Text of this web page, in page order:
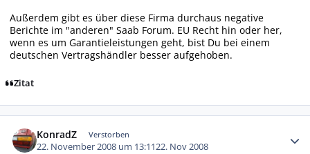
Außerdem gibt es über diese Firma durchaus negative
Berichte im "anderen" Saab Forum. EU Recht hin oder her,
wenn es um Garantieleistungen geht, bist Du bei einem
deutschen Vertragshändler besser aufgehoben.
Zitat
KonradZ Verstorben
22. November 2008 um 13:1122. Nov 2008